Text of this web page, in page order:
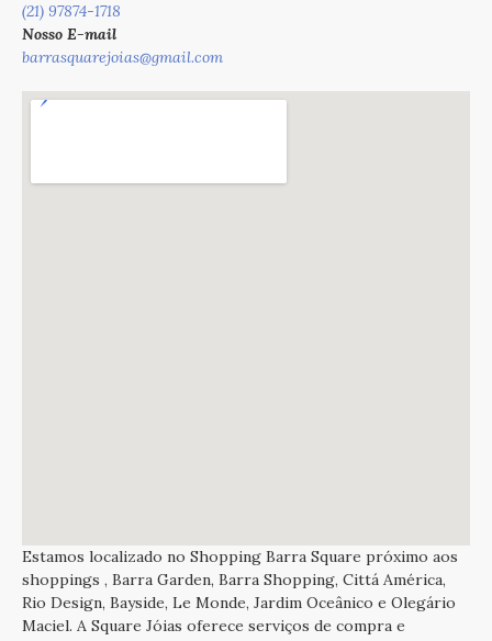
(21) 97874-1718
Nosso E-mail
barrasquarejoias@gmail.com
Estamos localizado no Shopping Barra Square próximo aos
shoppings , Barra Garden, Barra Shopping, Cittá América,
Rio Design, Bayside, Le Monde, Jardim Oceânico e Olegário
Maciel. A Square Jóias oferece serviços de compra e